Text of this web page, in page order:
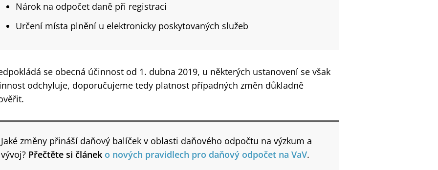
Nárok na odpočet daně při registraci
Určení místa plnění u elektronicky poskytovaných služeb
se obecná účinnost od 1. dubna 2019, u některých ustanovení se však
odchyluje, doporučujeme tedy platnost případných změn důkladně
Jaké změny přináší daňový balíček v oblasti daňového odpočtu na výzkum a
vývoj? Přečtěte si článek o nových pravidlech pro daňový odpočet na VaV.